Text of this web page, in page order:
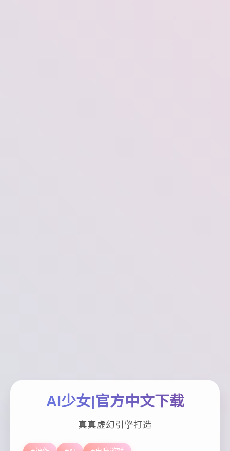
AI少女|官方中文下载
真真虚幻引擎打造